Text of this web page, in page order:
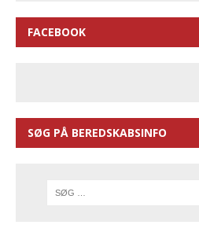
FACEBOOK
SØG PÅ BEREDSKABSINFO